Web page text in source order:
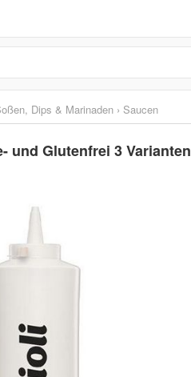
Dips & Marinaden › Saucen
und Glutenfrei 3 Varianten